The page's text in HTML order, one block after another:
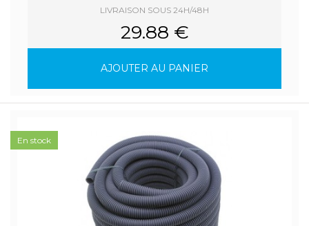
LIVRAISON SOUS 24H/48H
29.88 €
AJOUTER AU PANIER
En stock